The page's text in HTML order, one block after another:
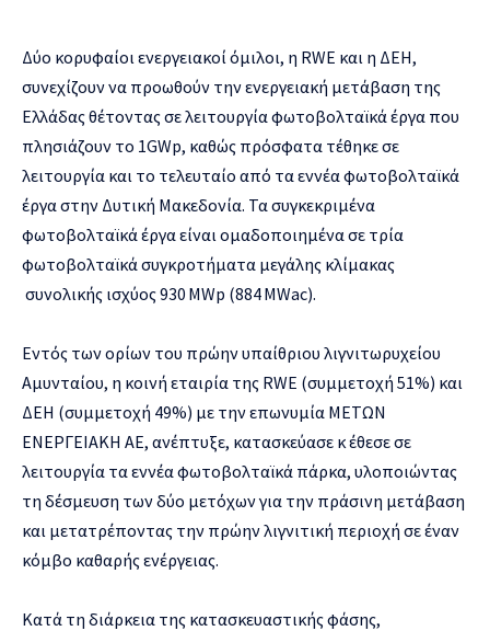
Δύο κορυφαίοι ενεργειακοί όμιλοι, η RWE και η ΔΕΗ,
συνεχίζουν να προωθούν την ενεργειακή μετάβαση της
Ελλάδας θέτοντας σε λειτουργία φωτοβολταϊκά έργα που
πλησιάζουν το 1GWp, καθώς πρόσφατα τέθηκε σε
λειτουργία και το τελευταίο από τα εννέα φωτοβολταϊκά
έργα στην Δυτική Μακεδονία. Τα συγκεκριμένα
φωτοβολταϊκά έργα είναι ομαδοποιημένα σε τρία
φωτοβολταϊκά συγκροτήματα μεγάλης κλίμακας
συνολικής ισχύος 930 MWp (884 MWac).
Εντός των ορίων του πρώην υπαίθριου λιγνιτωρυχείου
Αμυνταίου, η κοινή εταιρία της RWE (συμμετοχή 51%) και
ΔΕΗ (συμμετοχή 49%) με την επωνυμία ΜΕΤΩΝ
ΕΝΕΡΓΕΙΑΚΗ ΑΕ, ανέπτυξε, κατασκεύασε κ έθεσε σε
λειτουργία τα εννέα φωτοβολταϊκά πάρκα, υλοποιώντας
τη δέσμευση των δύο μετόχων για την πράσινη μετάβαση
και μετατρέποντας την πρώην λιγνιτική περιοχή σε έναν
κόμβο καθαρής ενέργειας.
Κατά τη διάρκεια της κατασκευαστικής φάσης,